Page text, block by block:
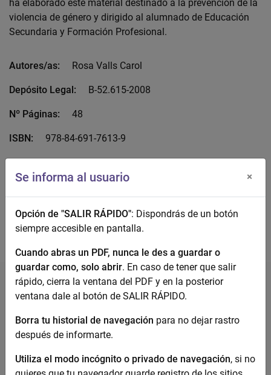
ha elaborado este material destinado a la prevención de la
violencia de género y dirigido al alumnado de Educación
Secundaria y Formación Profesional.
Autores/as: Rosa Valls Carol
Depósito Legal: B-52.615-2008
Nº Páginas: 48
ISBN: 978-84-691-7613-9
Violencia contra la mujer
Se informa al usuario ×
Opción de "SALIR RÁPIDO": Dispondrás de un botón
siempre accesible en pantalla.
Cuando abras un PDF, nunca le des a guardar o
guardar como, solo abrir. En caso de tener que salir
rápido, cierra la ventana del PDF y en la posterior
ventana dale al botón de SALIR RÁPIDO.
Borra tu historial de navegación para no dejar rastro
después de informarte.
Utiliza el modo incógnito o privado de navegación, si no